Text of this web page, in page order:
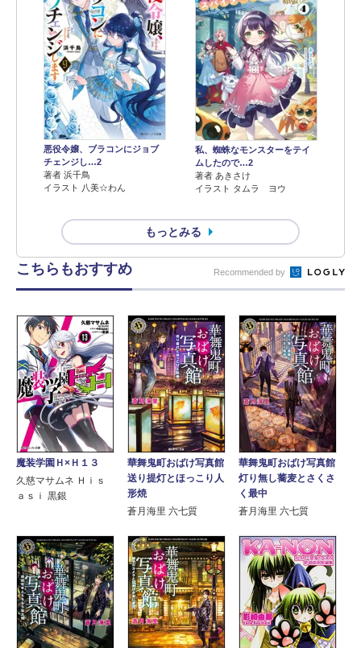
悪役令嬢、ブラコンにジョブ
チェンジし…2
著者 浜千鳥
イラスト 八美☆わん
私、蜘蛛なモンスターをテイ
ムしたので…2
著者 あきさけ
イラスト タムラ ヨウ
もっとみる
こちらもおすすめ Recommended by
魔装学園Ｈ×Ｈ１３
久慈マサムネ Ｈｉｓ
ａｓｉ 黒銀
華舞鬼町おばけ写真館
送り提灯とほっこり人
形焼
蒼月海里 六七質
華舞鬼町おばけ写真館
灯り無し蕎麦とさくさ
く最中
蒼月海里 六七質